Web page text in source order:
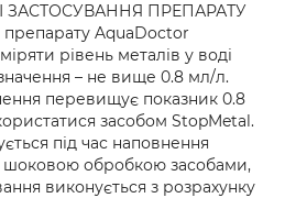
ЗАСТОСУВАННЯ ПРЕПАРАТУ
AquaDoctor
рівень металів у воді
– не вище 0.8 мл/л.
перевищує показник 0.8
засобом StopMetal.
під час наповнення
обробкою засобами,
виконується з розрахунку